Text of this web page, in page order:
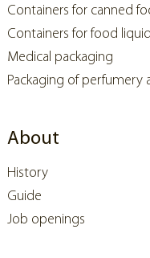
Containers for canned
Containers for food
Medical packaging
Packaging of
About
History
Guide
Job openings